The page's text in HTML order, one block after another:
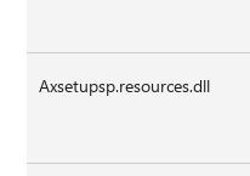
Axsetupsp.resources.dll